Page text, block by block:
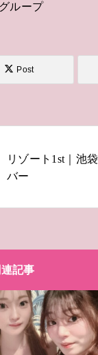
ループ
Post
リゾート1st｜池
バー
記事